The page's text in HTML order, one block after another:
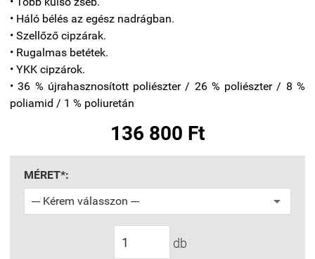
• Háló bélés az egész nadrágban.
• Szellőző cipzárak.
• Rugalmas betétek.
• YKK cipzárok.
• 36 % újrahasznosított poliészter / 26 % poliészter / 8 %
poliamid / 1 % poliuretán
136 800 Ft
MÉRET*:
db